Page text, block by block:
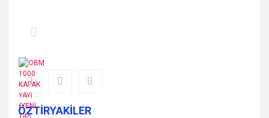
ÖZTİRYAKİLER